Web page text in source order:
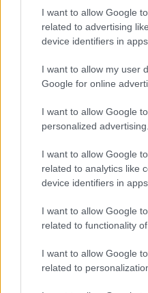
I want to allow Google
related to advertising
device identifiers in apps.
I want to allow my user
Google for online
I want to allow Google
personalized advertising.
I want to allow Google
related to analytics like
device identifiers in apps.
I want to allow Google
related to functionality
I want to allow Google
related to
Katolikus magiszter • 2025.
Bergman. Világos lép! A
csapás eszköze.